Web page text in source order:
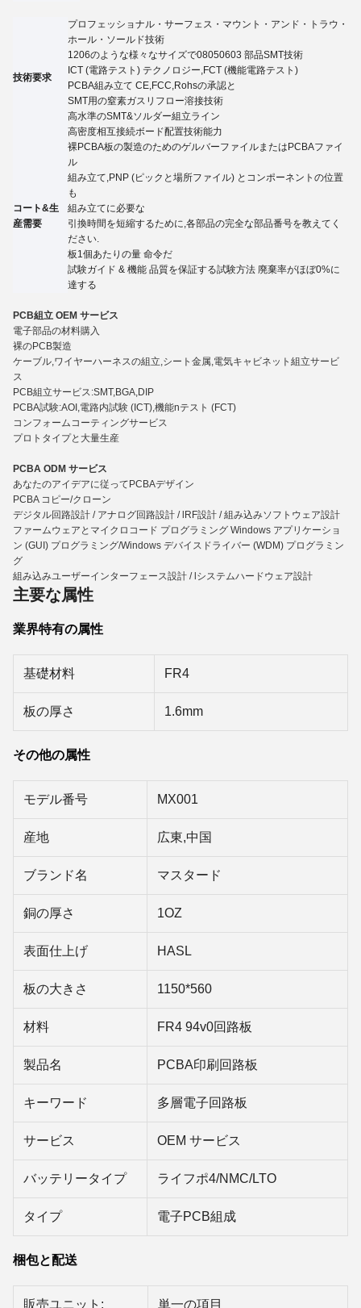
技術要求
プロフェッショナル・サーフェス・マウント・アンド・トラウ・
ホール・ソールド技術
1206のような様々なサイズで08050603 部品SMT技術
ICT (電路テスト) テクノロジー,FCT (機能電路テスト)
PCBA組み立て CE,FCC,Rohsの承認と
SMT用の窒素ガスリフロー溶接技術
高水準のSMT&ソルダー組立ライン
高密度相互接続ボード配置技術能力
コート&生
産需要
裸PCBA板の製造のためのゲルバーファイルまたはPCBAファイ
ル
組み立て,PNP (ピックと場所ファイル) とコンポーネントの位置
も
組み立てに必要な
引換時間を短縮するために,各部品の完全な部品番号を教えてく
ださい.
板1個あたりの量 命令だ
試験ガイド & 機能 品質を保証する試験方法 廃棄率がほぼ0%に
達する
PCB組立 OEM サービス
電子部品の材料購入
裸のPCB製造
ケーブル,ワイヤーハーネスの組立,シート金属,電気キャビネット組立サービ
ス
PCB組立サービス:SMT,BGA,DIP
PCBA試験:AOI,電路内試験 (ICT),機能nテスト (FCT)
コンフォームコーティングサービス
プロトタイプと大量生産
PCBA ODM サービス
あなたのアイデアに従ってPCBAデザイン
PCBA コピー/クローン
デジタル回路設計 / アナログ回路設計 / lRF設計 / 組み込みソフトウェア設計
ファームウェアとマイクロコード プログラミング Windows アプリケーショ
ン (GUI) プログラミング/Windows デバイスドライバー (WDM) プログラミン
グ
組み込みユーザーインターフェース設計 / lシステムハードウェア設計
主要な属性
業界特有の属性
基礎材料 FR4
板の厚さ 1.6mm
その他の属性
モデル番号 MX001
産地 広東,中国
ブランド名 マスタード
銅の厚さ 1OZ
表面仕上げ HASL
板の大きさ 1150*560
材料 FR4 94v0回路板
製品名 PCBA印刷回路板
キーワード 多層電子回路板
サービス OEM サービス
バッテリータイプ ライフポ4/NMC/LTO
タイプ 電子PCB組成
梱包と配送
販売ユニット: 単一の項目